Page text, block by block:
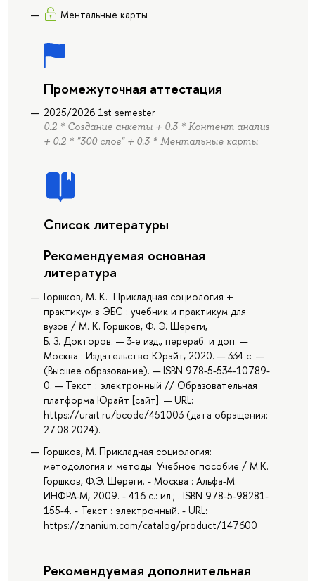
Ментальные карты
Промежуточная аттестация
2025/2026 1st semester
0.2 * Создание анкеты + 0.3 * Контент анализ
+ 0.2 * "300 слов" + 0.3 * Ментальные карты
Список литературы
Рекомендуемая основная
литература
Горшков, М. К. Прикладная социология +
практикум в ЭБС : учебник и практикум для
вузов / М. К. Горшков, Ф. Э. Шереги,
Б. З. Докторов. — 3-е изд., перераб. и доп. —
Москва : Издательство Юрайт, 2020. — 334 с. —
(Высшее образование). — ISBN 978-5-534-10789-
0. — Текст : электронный // Образовательная
платформа Юрайт [сайт]. — URL:
https://urait.ru/bcode/451003 (дата обращения:
27.08.2024).
Горшков, М. Прикладная социология:
методология и методы: Учебное пособие / М.К.
Горшков, Ф.Э. Шереги. - Москва : Альфа-М:
ИНФРА-М, 2009. - 416 с.: ил.; . ISBN 978-5-98281-
155-4. - Текст : электронный. - URL:
https://znanium.com/catalog/product/147600
Рекомендуемая дополнительная